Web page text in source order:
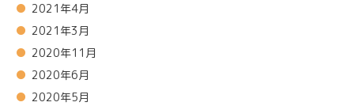
2021年4月
2021年3月
2020年11月
2020年6月
2020年5月